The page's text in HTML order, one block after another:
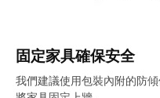
固定家具確保安全
我們建議使用包裝內附的防